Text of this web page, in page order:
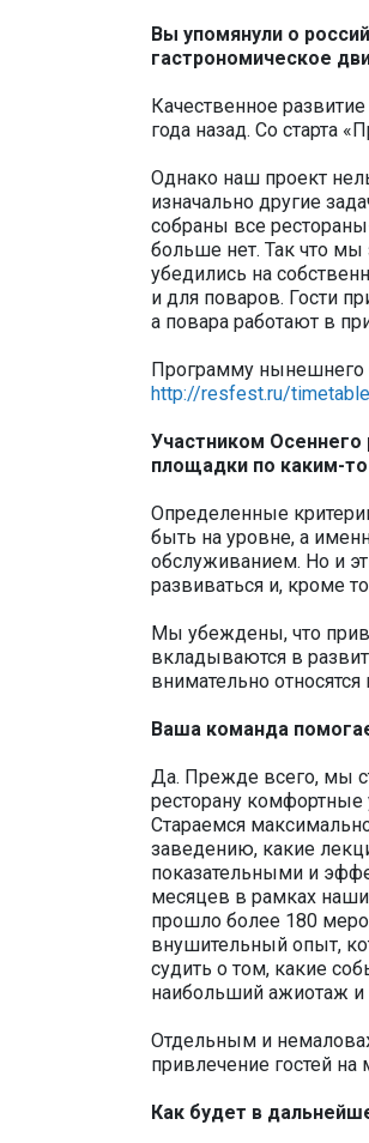
Вы упомянули о
гастрономическое
Качественное
года назад. Со старта
Однако наш проект
изначально другие
собраны все
больше нет. Так что мы
убедились на
и для поваров. Гости
а повара работают в
Программу нынешнего
http://resfest.ru/
Участником Осеннего
площадки по каким-
Определенные
быть на уровне, а
обслуживанием. Но и
развиваться и, кроме
Мы убеждены, что
вкладываются в
внимательно
Ваша команда
Да. Прежде всего, мы
ресторану комфортные
Стараемся
заведению, какие
показательными и
месяцев в рамках
прошло более 180
внушительный опыт,
судить о том, какие
наибольший ажиотаж и
Отдельным и
привлечение гостей
Как будет в